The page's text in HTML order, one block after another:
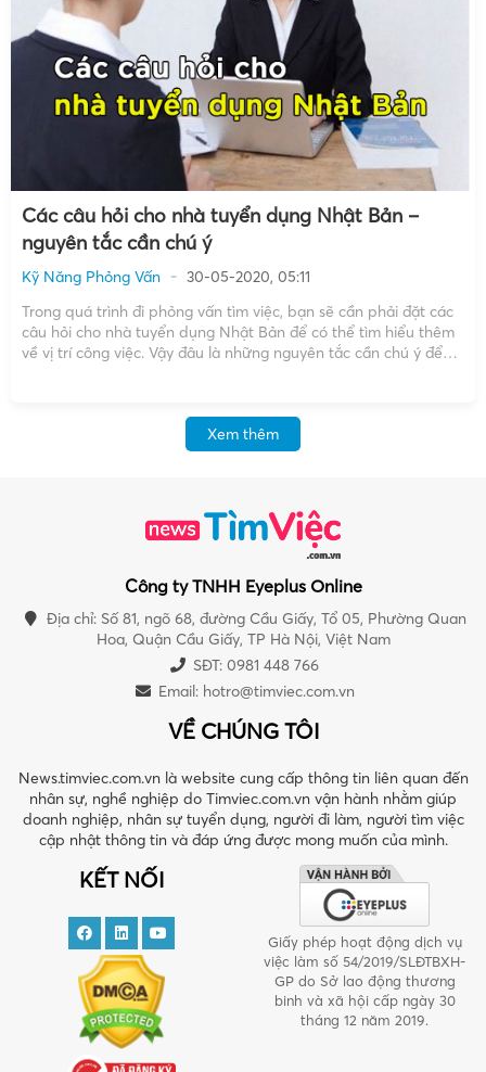
Các câu hỏi cho nhà tuyển dụng Nhật Bản –
nguyên tắc cần chú ý
Kỹ Năng Phỏng Vấn
30-05-2020, 05:11
Trong quá trình đi phỏng vấn tìm việc, bạn sẽ cần phải đặt các
câu hỏi cho nhà tuyển dụng Nhật Bản để có thể tìm hiểu thêm
về vị trí công việc. Vậy đâu là những nguyên tắc cần chú ý để
Xem thêm
Công ty TNHH Eyeplus Online
Địa chỉ: Số 81, ngõ 68, đường Cầu Giấy, Tổ 05, Phường Quan
Hoa, Quận Cầu Giấy, TP Hà Nội, Việt Nam
SĐT: 0981 448 766
Email: hotro@timviec.com.vn
VỀ CHÚNG TÔI
News.timviec.com.vn là website cung cấp thông tin liên quan đến
nhân sự, nghề nghiệp do Timviec.com.vn vận hành nhằm giúp
doanh nghiệp, nhân sự tuyển dụng, người đi làm, người tìm việc
cập nhật thông tin và đáp ứng được mong muốn của mình.
KẾT NỐI
Giấy phép hoạt động dịch vụ
việc làm số 54/2019/SLĐTBXH-
GP do Sở lao động thương
binh và xã hội cấp ngày 30
tháng 12 năm 2019.